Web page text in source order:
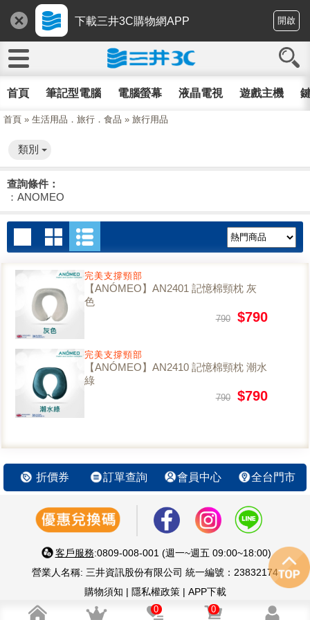
下載三井3C購物網APP 開啟
首頁 筆記型電腦 電腦螢幕 液晶電視 遊戲主機
首頁 » 生活用品．旅行．食品 » 旅行用品
類別
查詢條件：
：ANOMEO
完美支撐頸部
【ANÓMEO】AN2401 記憶棉頸枕 灰
色
790 $790
完美支撐頸部
【ANÓMEO】AN2410 記憶棉頸枕 潮水
綠
790 $790
折價券 訂單查詢 會員中心 全台門市
客戶服務:0809-008-001 (週一~週五 09:00~18:00)
營業人名稱: 三井資訊股份有限公司 統一編號：23832174
購物須知 | 隱私權政策| APP下載
智慧 生活 好鄰居 嚴選優質3C家電
0 0